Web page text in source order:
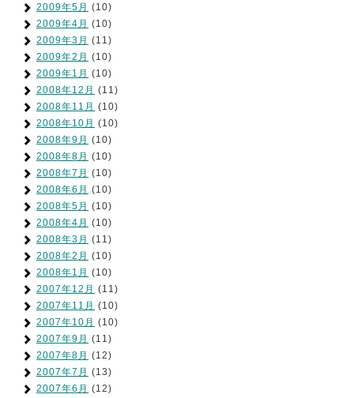
2009年5月 (10)
2009年4月 (10)
2009年3月 (11)
2009年2月 (10)
2009年1月 (10)
2008年12月 (11)
2008年11月 (10)
2008年10月 (10)
2008年9月 (10)
2008年8月 (10)
2008年7月 (10)
2008年6月 (10)
2008年5月 (10)
2008年4月 (10)
2008年3月 (11)
2008年2月 (10)
2008年1月 (10)
2007年12月 (11)
2007年11月 (10)
2007年10月 (10)
2007年9月 (11)
2007年8月 (12)
2007年7月 (13)
2007年6月 (12)